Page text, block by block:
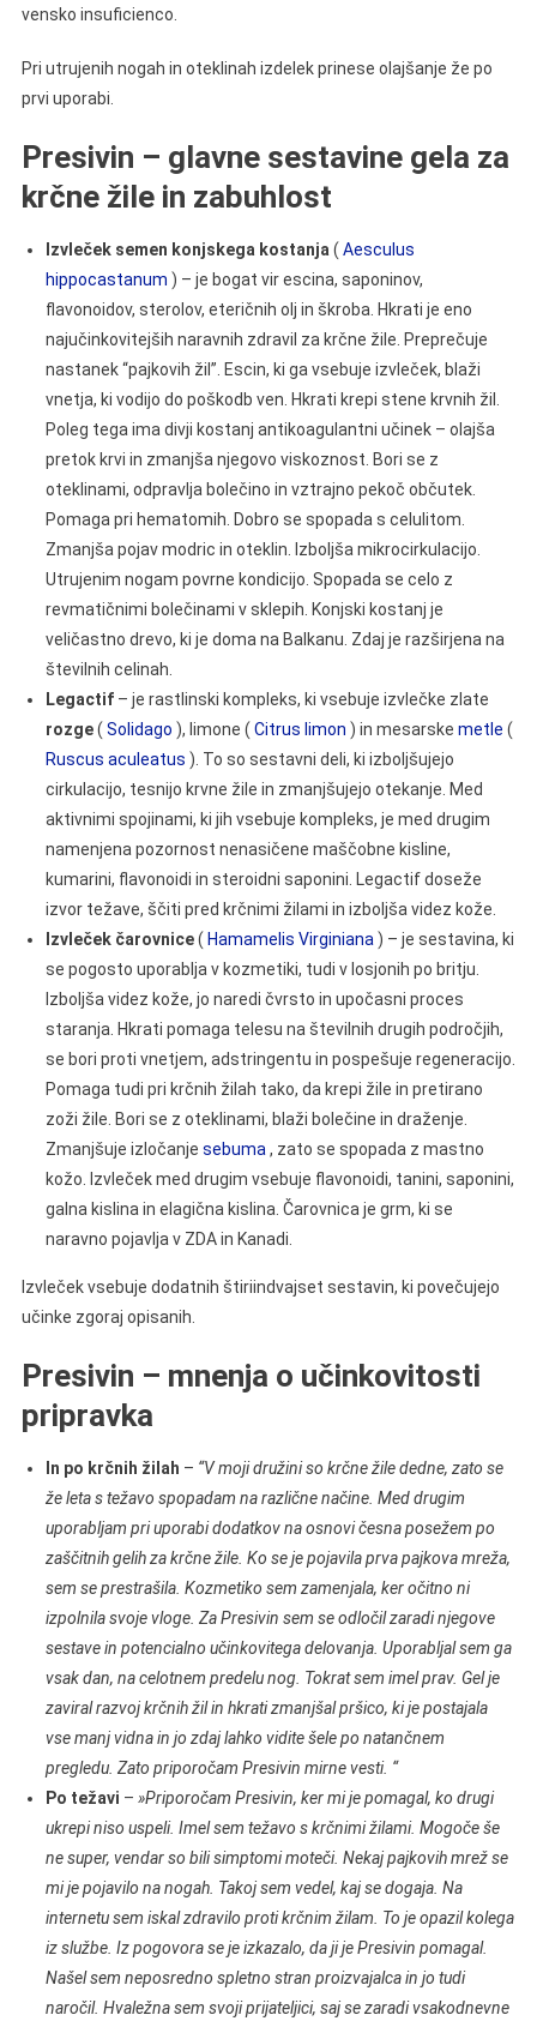
vensko insuficienco.
Pri utrujenih nogah in oteklinah izdelek prinese olajšanje že po
prvi uporabi.
Presivin – glavne sestavine gela za
krčne žile in zabuhlost
Izvleček semen konjskega kostanja ( Aesculus
hippocastanum ) – je bogat vir escina, saponinov,
flavonoidov, sterolov, eteričnih olj in škroba. Hkrati je eno
najučinkovitejših naravnih zdravil za krčne žile. Preprečuje
nastanek “pajkovih žil”. Escin, ki ga vsebuje izvleček, blaži
vnetja, ki vodijo do poškodb ven. Hkrati krepi stene krvnih žil.
Poleg tega ima divji kostanj antikoagulantni učinek – olajša
pretok krvi in zmanjša njegovo viskoznost. Bori se z
oteklinami, odpravlja bolečino in vztrajno pekoč občutek.
Pomaga pri hematomih. Dobro se spopada s celulitom.
Zmanjša pojav modric in oteklin. Izboljša mikrocirkulacijo.
Utrujenim nogam povrne kondicijo. Spopada se celo z
revmatičnimi bolečinami v sklepih. Konjski kostanj je
veličastno drevo, ki je doma na Balkanu. Zdaj je razširjena na
številnih celinah.
Legactif– je rastlinski kompleks, ki vsebuje izvlečke zlate
rozge( Solidago ), limone ( Citrus limon ) in mesarske metle (
Ruscus aculeatus ). To so sestavni deli, ki izboljšujejo
cirkulacijo, tesnijo krvne žile in zmanjšujejo otekanje. Med
aktivnimi spojinami, ki jih vsebuje kompleks, je med drugim
namenjena pozornost nenasičene maščobne kisline,
kumarini, flavonoidi in steroidni saponini. Legactif doseže
izvor težave, ščiti pred krčnimi žilami in izboljša videz kože.
Izvleček čarovnice( Hamamelis Virginiana ) – je sestavina, ki
se pogosto uporablja v kozmetiki, tudi v losjonih po britju.
Izboljša videz kože, jo naredi čvrsto in upočasni proces
staranja. Hkrati pomaga telesu na številnih drugih področjih,
se bori proti vnetjem, adstringentu in pospešuje regeneracijo.
Pomaga tudi pri krčnih žilah tako, da krepi žile in pretirano
zoži žile. Bori se z oteklinami, blaži bolečine in draženje.
Zmanjšuje izločanje sebuma , zato se spopada z mastno
kožo. Izvleček med drugim vsebuje flavonoidi, tanini, saponini,
galna kislina in elagična kislina. Čarovnica je grm, ki se
naravno pojavlja v ZDA in Kanadi.
Izvleček vsebuje dodatnih štiriindvajset sestavin, ki povečujejo
učinke zgoraj opisanih.
Presivin – mnenja o učinkovitosti
pripravka
In po krčnih žilah – “V moji družini so krčne žile dedne, zato se
že leta s težavo spopadam na različne načine. Med drugim
uporabljam pri uporabi dodatkov na osnovi česna posežem po
zaščitnih gelih za krčne žile. Ko se je pojavila prva pajkova mreža,
sem se prestrašila. Kozmetiko sem zamenjala, ker očitno ni
izpolnila svoje vloge. Za Presivin sem se odločil zaradi njegove
sestave in potencialno učinkovitega delovanja. Uporabljal sem ga
vsak dan, na celotnem predelu nog. Tokrat sem imel prav. Gel je
zaviral razvoj krčnih žil in hkrati zmanjšal pršico, ki je postajala
vse manj vidna in jo zdaj lahko vidite šele po natančnem
pregledu. Zato priporočam Presivin mirne vesti. “
Po težavi – »Priporočam Presivin, ker mi je pomagal, ko drugi
ukrepi niso uspeli. Imel sem težavo s krčnimi žilami. Mogoče še
ne super, vendar so bili simptomi moteči. Nekaj pajkovih mrež se
mi je pojavilo na nogah. Takoj sem vedel, kaj se dogaja. Na
internetu sem iskal zdravilo proti krčnim žilam. To je opazil kolega
iz službe. Iz pogovora se je izkazalo, da ji je Presivin pomagal.
Našel sem neposredno spletno stran proizvajalca in jo tudi
naročil. Hvaležna sem svoji prijateljici, saj se zaradi vsakodnevne